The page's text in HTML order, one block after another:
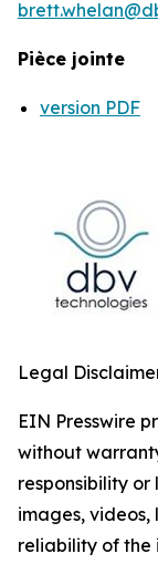
Pièce jointe
version PDF
Legal
EIN Presswire
without
responsibility
images, videos,
reliability of the